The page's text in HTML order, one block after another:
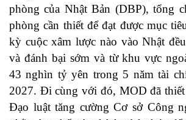
phòng của Nhật Bản (DBP), tổng
phòng cần thiết để đạt được mục
kỳ cuộc xâm lược nào vào Nhật
và đánh bại sớm và từ khu vực
43 nghìn tỷ yên trong 5 năm tài
2027. Đi cùng với đó, MOD đã thiết
Đạo luật tăng cường Cơ sở Công